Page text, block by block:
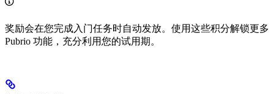
奖励会在您完成入门任务时自动发放。使用这些积分解锁更多
Pubrio 功能，充分利用您的试用期。